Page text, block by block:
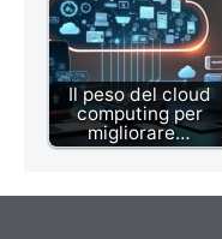
Il peso del cloud
computing per
migliorare…